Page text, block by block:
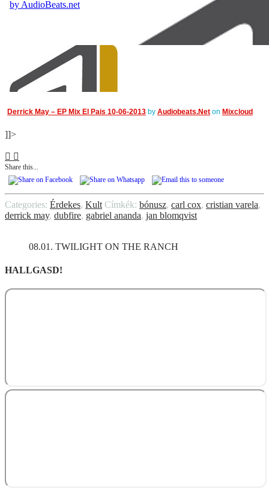
Derrick May – EP Mix El Pais 10-06-2013 by Audiobeats.Net on Mixcloud
]]>
Share this...
Categories: Érdekes, Kult Címkék: bónusz, carl cox, cristian varela,
derrick may, dubfire, gabriel ananda, jan blomqvist
08.01. TWILIGHT ON THE RANCH
HALLGASD!